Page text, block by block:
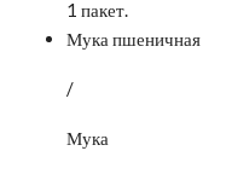
1 пакет.
Мука пшеничная
/
Мука